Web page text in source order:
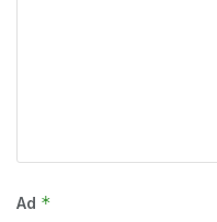
Ad *